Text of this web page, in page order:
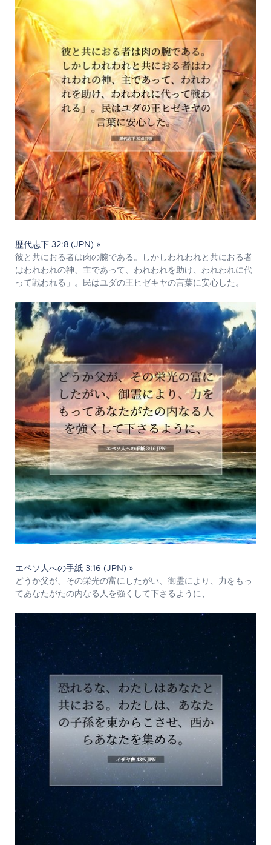
歴代志下 32:8 (JPN) »
彼と共におる者は肉の腕である。しかしわれわれと共におる者
はわれわれの神、主であって、われわれを助け、われわれに代
って戦われる」。民はユダの王ヒゼキヤの言葉に安心した。
エペソ人への手紙 3:16 (JPN) »
どうか父が、その栄光の富にしたがい、御霊により、力をもっ
てあなたがたの内なる人を強くして下さるように、